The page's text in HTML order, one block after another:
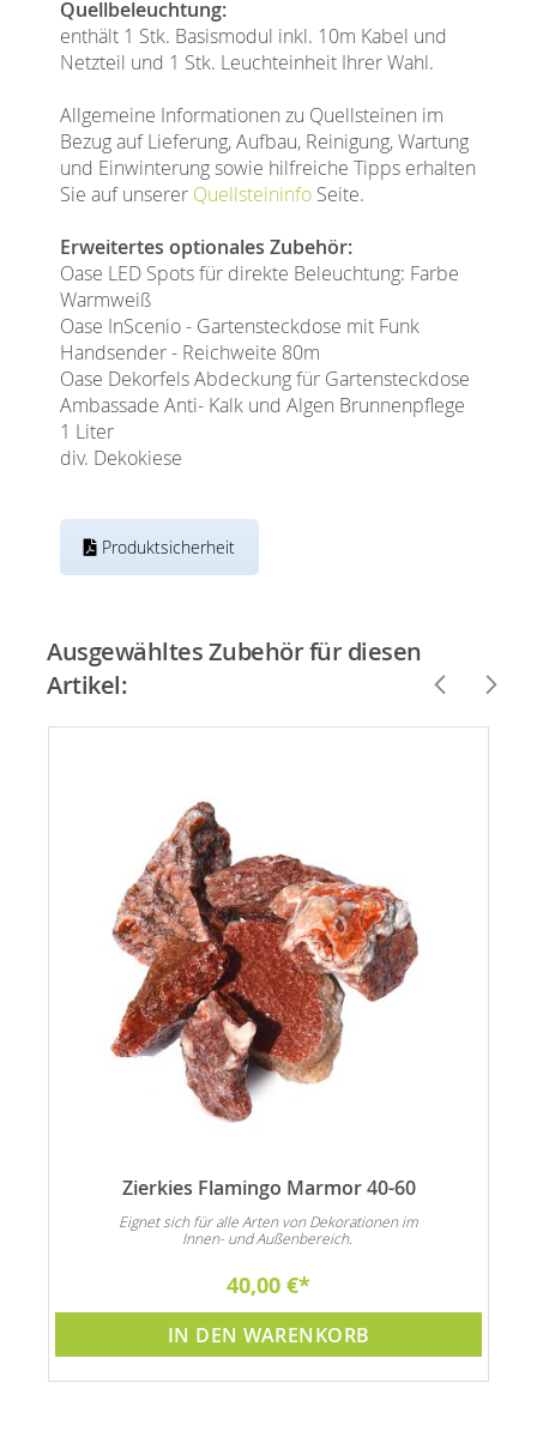
Quellbeleuchtung:
enthält 1 Stk. Basismodul inkl. 10m Kabel und
Netzteil und 1 Stk. Leuchteinheit Ihrer Wahl.
Allgemeine Informationen zu Quellsteinen im
Bezug auf Lieferung, Aufbau, Reinigung, Wartung
und Einwinterung sowie hilfreiche Tipps erhalten
Sie auf unserer Quellsteininfo Seite.
Erweitertes optionales Zubehör:
Oase LED Spots für direkte Beleuchtung: Farbe
Warmweiß
Oase InScenio - Gartensteckdose mit Funk
Handsender - Reichweite 80m
Oase Dekorfels Abdeckung für Gartensteckdose
Ambassade Anti- Kalk und Algen Brunnenpflege
1 Liter
div. Dekokiese
Produktsicherheit
Ausgewähltes Zubehör für diesen
Artikel:
Zierkies Flamingo Marmor 40-60
Eignet sich für alle Arten von Dekorationen im
Innen- und Außenbereich.
40,00 €
IN DEN WARENKORB